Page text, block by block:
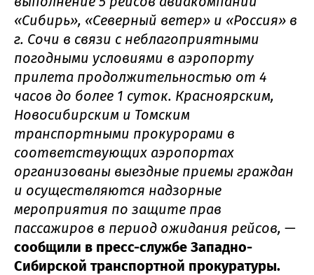
«Сибирь», «Северный ветер» и «Россия» в
г. Сочи в связи с неблагоприятными
погодными условиями в аэропорту
прилета продолжительностью от 4
часов до более 1 суток. Красноярским,
Новосибирским и Томским
транспортными прокурорами в
соответствующих аэропортах
организованы выездные приемы граждан
и осуществляются надзорные
мероприятия по защите прав
пассажиров в период ожидания рейсов, —
сообщили в пресс-службе Западно-
Сибирской транспортной прокуратуры.